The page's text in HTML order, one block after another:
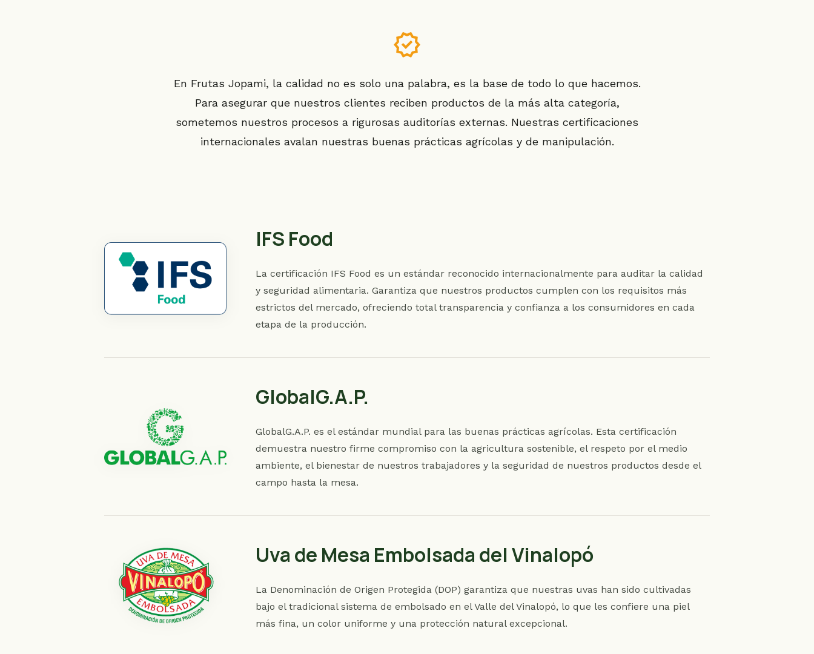
verified
En Frutas Jopami, la calidad no es solo una palabra, es la base de todo lo que hacemos.
Para asegurar que nuestros clientes reciben productos de la más alta categoría,
sometemos nuestros procesos a rigurosas auditorías externas. Nuestras certificaciones
internacionales avalan nuestras buenas prácticas agrícolas y de manipulación.
IFS Food
La certificación IFS Food es un estándar reconocido internacionalmente para auditar la calidad
y seguridad alimentaria. Garantiza que nuestros productos cumplen con los requisitos más
estrictos del mercado, ofreciendo total transparencia y confianza a los consumidores en cada
etapa de la producción.
GlobalG.A.P.
GlobalG.A.P. es el estándar mundial para las buenas prácticas agrícolas. Esta certificación
demuestra nuestro firme compromiso con la agricultura sostenible, el respeto por el medio
ambiente, el bienestar de nuestros trabajadores y la seguridad de nuestros productos desde el
campo hasta la mesa.
Uva de Mesa Embolsada del Vinalopó
La Denominación de Origen Protegida (DOP) garantiza que nuestras uvas han sido cultivadas
bajo el tradicional sistema de embolsado en el Valle del Vinalopó, lo que les confiere una piel
más fina, un color uniforme y una protección natural excepcional.